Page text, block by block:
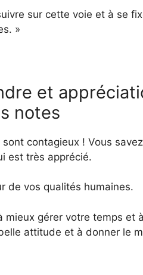
sur cette voie et à se
»
et
notes
contagieux ! Vous
est très apprécié.
de vos qualités humaines.
mieux gérer votre temps et
attitude et à donner le